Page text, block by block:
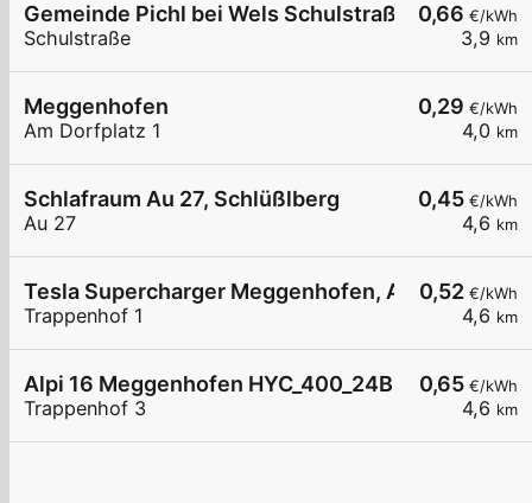
0,66 €/kWh
3,9 km
Gemeinde Pichl bei Wels Schulstraße Parkplatz
Schulstraße
0,29 €/kWh
4,0 km
Meggenhofen
Am Dorfplatz 1
0,45 €/kWh
4,6 km
Schlafraum Au 27, Schlüßlberg
Au 27
0,52 €/kWh
4,6 km
Tesla Supercharger Meggenhofen, Austria
Trappenhof 1
0,65 €/kWh
4,6 km
Alpi 16 Meggenhofen HYC_400_24BZ0432D
Trappenhof 3